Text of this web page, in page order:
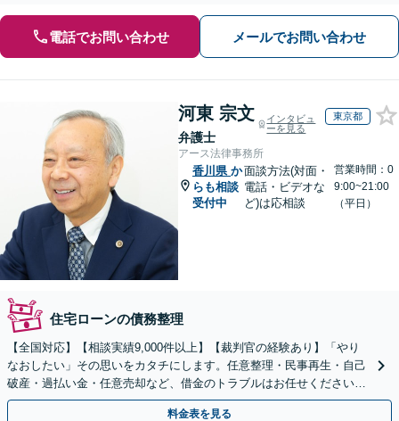
電話でお問い合わせ メールでお問い合わせ
河東 宗文
弁護士
インタビュ
ーを見る
東京都
アース法律事務所
香川県 か
らも相談
受付中
面談方法(対面・
電話・ビデオな
ど)は応相談
営業時間：0
9:00~21:00
（平日）
住宅ローンの債務整理
【全国対応】【相談実績9,000件以上】【裁判官の経験あり】「やり
なおしたい」その思いをカタチにします。任意整理・民事再生・自己
破産・過払い金・任意売却など、借金のトラブルはお任せください。
【初回相談無料】【全国対応可能】
料金表を見る